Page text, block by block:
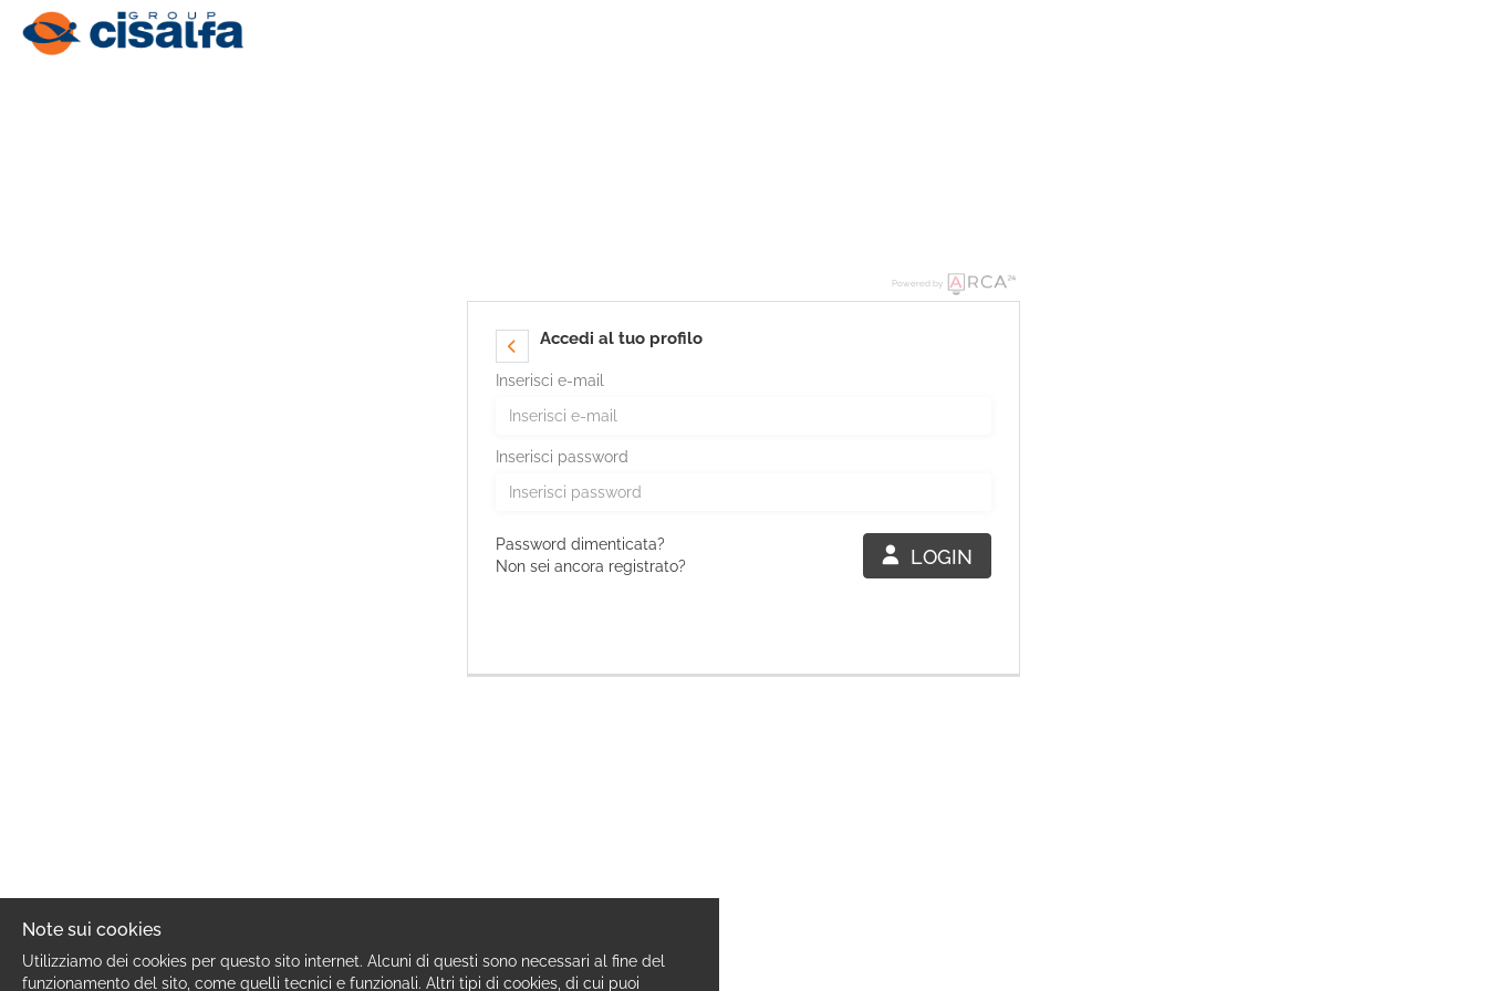
Powered by
Accedi al tuo profilo
Inserisci e-mail
Inserisci password
LOGIN
Password dimenticata?
Non sei ancora registrato?
Note sui cookies
Utilizziamo dei cookies per questo sito internet. Alcuni di questi sono necessari al fine del
funzionamento del sito, come quelli tecnici e funzionali. Altri tipi di cookies, di cui puoi